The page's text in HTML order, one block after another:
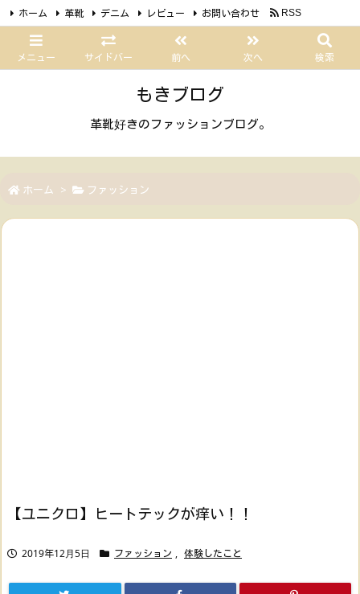
メニュー サイドバー 前へ 次へ 検索
ホーム 革靴 デニム レビュー お問い合わせ RSS
Feedly
もきブログ
革靴好きのファッションブログ。
ホーム > ファッション
【ユニクロ】ヒートテックが痒い！！
2019年12月5日 ファッション , 体験したこと